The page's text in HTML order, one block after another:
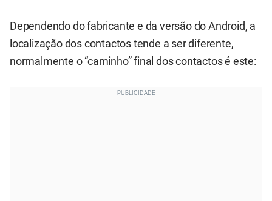
Dependendo do fabricante e da versão do Android, a
localização dos contactos tende a ser diferente,
normalmente o “caminho” final dos contactos é este: